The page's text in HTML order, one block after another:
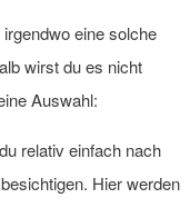
eine solche
wirst du es nicht
Auswahl:
relativ einfach nach
Hier werden